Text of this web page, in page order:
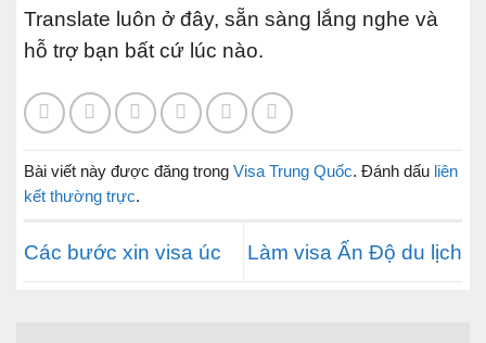
Translate luôn ở đây, sẵn sàng lắng nghe và
hỗ trợ bạn bất cứ lúc nào.
Bài viết này được đăng trong Visa Trung Quốc. Đánh dấu liên
kết thường trực.
Các bước xin visa úc Làm visa Ấn Độ du lịch